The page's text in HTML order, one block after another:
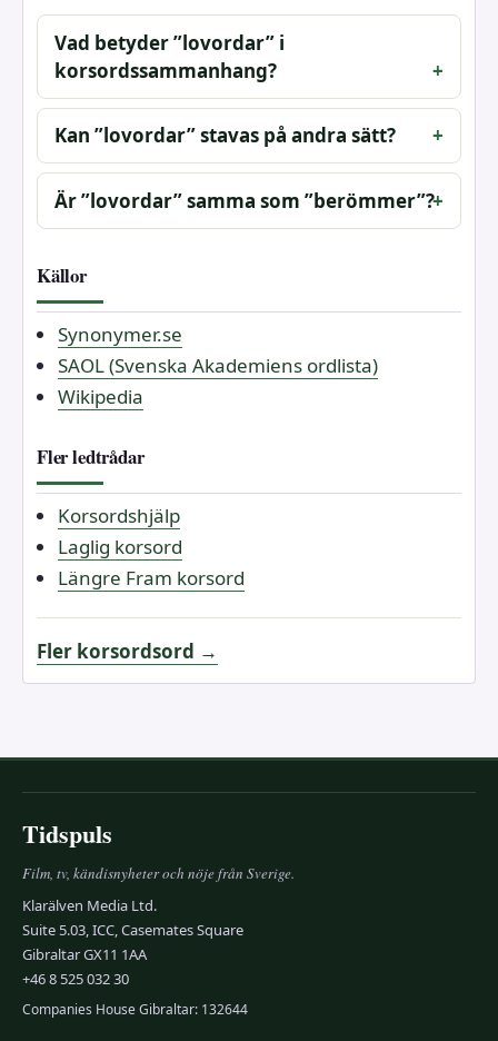
Vad betyder ”lovordar” i
korsordssammanhang?
Kan ”lovordar” stavas på andra sätt?
Är ”lovordar” samma som ”berömmer”?
Källor
Synonymer.se
SAOL (Svenska Akademiens ordlista)
Wikipedia
Fler ledtrådar
Korsordshjälp
Laglig korsord
Längre Fram korsord
Fler korsordsord →
Tidspuls
Film, tv, kändisnyheter och nöje från Sverige.
Klarälven Media Ltd.
Suite 5.03, ICC, Casemates Square
Gibraltar GX11 1AA
+46 8 525 032 30
Companies House Gibraltar: 132644